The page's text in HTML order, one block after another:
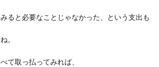
ると必要なことじゃなかった、という支出も
。
て取っ払ってみれば、